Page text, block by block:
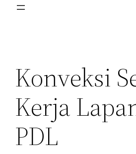
Konveksi
Kerja
PDL